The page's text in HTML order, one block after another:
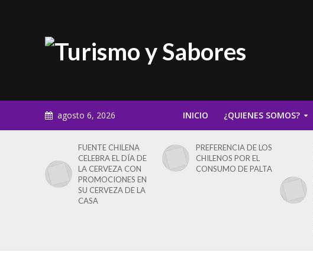
agosto 6, 2026 INICIO ¿QUIENES SOMOS?
FUENTE CHILENA
CELEBRA EL DÍA DE
LA CERVEZA CON
PROMOCIONES EN
SU CERVEZA DE LA
CASA
PREFERENCIA DE LOS
CHILENOS POR EL
CONSUMO DE PALTA